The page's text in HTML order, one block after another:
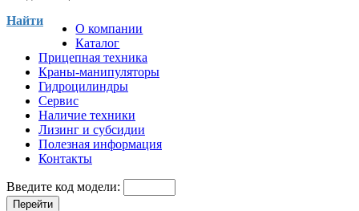
Найти
О компании
Каталог
Прицепная техника
Краны-манипуляторы
Гидроцилиндры
Сервис
Наличие техники
Лизинг и субсидии
Полезная информация
Контакты
Введите код модели:
Перейти